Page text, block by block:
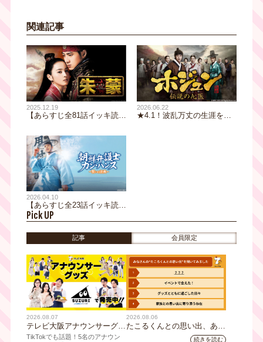
関連記事
2025.12.19
【あらすじ全81話イッキ読
方5時25分スタート
2026.06.22
★4.1！波乱万丈の生涯をド
2026.04.10
【あらすじ全23話イッキ読
み】韓国ドラマ『朝鮮弁護士
カン・ハンス～誓いの法典
～』｜テレビ大阪4月17日
(金)あさ8時00分スタート
Pick UP
記事 会員限定
2026.08.07
テレビ大阪アナウンサーグッ
ズの新商品 8月8日(土)に発
TikTokでも話題！5名のアナウン
2026.08.06
たこるくんとの思い出、あり
ますか？会員のみなさんに聞
続きを読む